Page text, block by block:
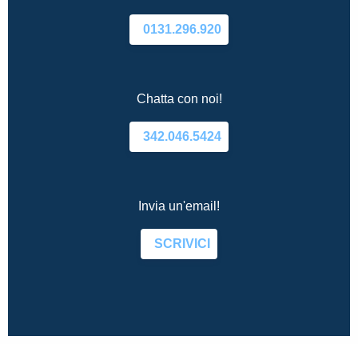
0131.296.920
Chatta con noi!
342.046.5424
Invia un'email!
SCRIVICI